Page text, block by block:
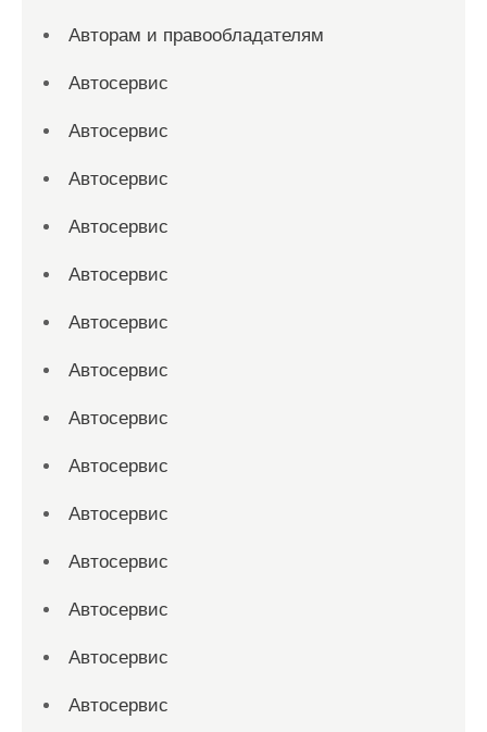
Авторам и правообладателям
Автосервис
Автосервис
Автосервис
Автосервис
Автосервис
Автосервис
Автосервис
Автосервис
Автосервис
Автосервис
Автосервис
Автосервис
Автосервис
Автосервис